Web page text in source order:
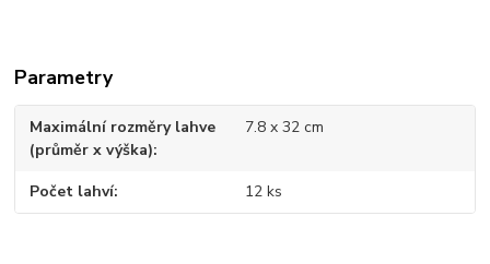
Parametry
Maximální rozměry lahve
(průměr x výška)
7.8 x 32 cm
Počet lahví 12 ks